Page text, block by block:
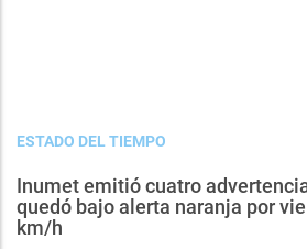
ESTADO DEL TIEMPO
Inumet emitió cuatro
quedó bajo alerta naranja por
km/h